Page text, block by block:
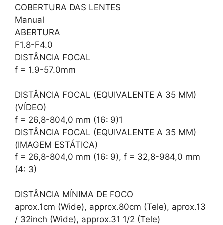
COBERTURA DAS LENTES
Manual
ABERTURA
F1.8-F4.0
DISTÂNCIA FOCAL
f = 1.9-57.0mm
DISTÂNCIA FOCAL (EQUIVALENTE A 35 MM)
(VÍDEO)
f = 26,8-804,0 mm (16: 9)1
DISTÂNCIA FOCAL (EQUIVALENTE A 35 MM)
(IMAGEM ESTÁTICA)
f = 26,8-804,0 mm (16: 9), f = 32,8-984,0 mm
(4: 3)
DISTÂNCIA MÍNIMA DE FOCO
aprox.1cm (Wide), approx.80cm (Tele), aprox.13
/ 32inch (Wide), approx.31 1/2 (Tele)